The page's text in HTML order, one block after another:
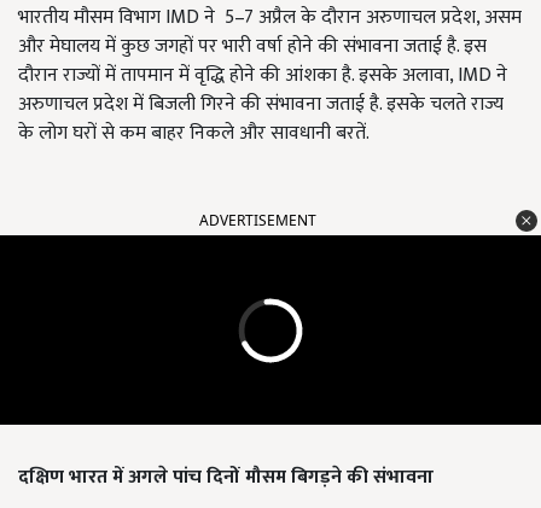
भारतीय मौसम विभाग IMD ने 5–7 अप्रैल के दौरान अरुणाचल प्रदेश, असम
और मेघालय में कुछ जगहों पर भारी वर्षा होने की संभावना जताई है. इस
दौरान राज्यों में तापमान में वृद्धि होने की आंशका है. इसके अलावा, IMD ने
अरुणाचल प्रदेश में बिजली गिरने की संभावना जताई है. इसके चलते राज्य
के लोग घरों से कम बाहर निकले और सावधानी बरतें.
ADVERTISEMENT
दक्षिण भारत में अगले पांच दिनों मौसम बिगड़ने की संभावना